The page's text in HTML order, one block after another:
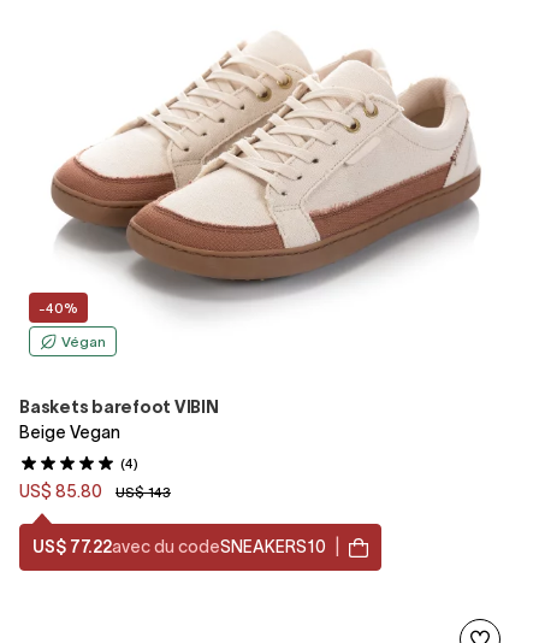
-40%
Végan
Baskets barefoot VIBIN
Beige Vegan
(4)
US$ 85.80 US$ 143
US$ 77.22avec du codeSNEAKERS10